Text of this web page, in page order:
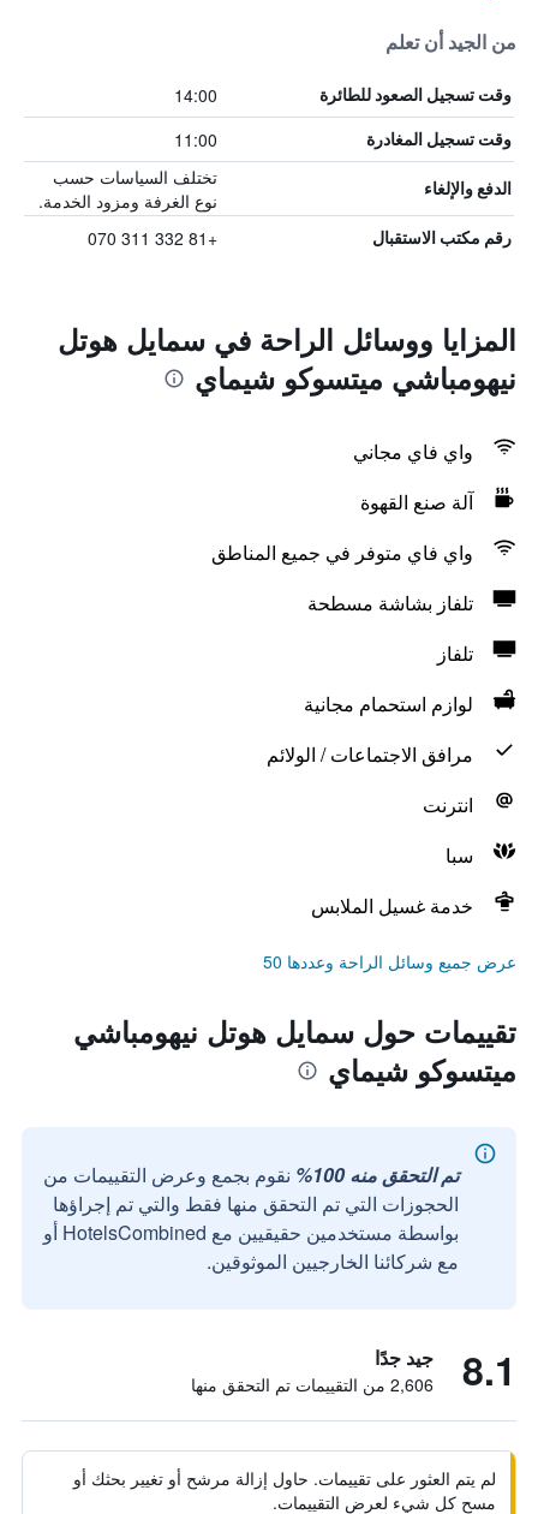
من الجيد أن تعلم
وقت تسجيل الصعود للطائرة 14:00
وقت تسجيل المغادرة 11:00
الدفع والإلغاء
تختلف السياسات حسب
نوع الغرفة ومزود الخدمة.
رقم مكتب الاستقبال +81 332 311 070
المزايا ووسائل الراحة في سمايل هوتل
نيهومباشي ميتسوكو شيماي
واي فاي مجاني
آلة صنع القهوة
واي فاي متوفر في جميع المناطق
تلفاز بشاشة مسطحة
تلفاز
لوازم استحمام مجانية
مرافق الاجتماعات / الولائم
انترنت
سبا
خدمة غسيل الملابس
عرض جميع وسائل الراحة وعددها 50
تقييمات حول سمايل هوتل نيهومباشي
ميتسوكو شيماي
تم التحقق منه 100%
نقوم بجمع وعرض التقييمات من
الحجوزات التي تم التحقق منها فقط والتي تم إجراؤها
بواسطة مستخدمين حقيقيين مع HotelsCombined أو
مع شركائنا الخارجيين الموثوقين.
8.1 جيد جدًا
2,606 من التقييمات تم التحقق منها
لم يتم العثور على تقييمات. حاول إزالة مرشح أو تغيير بحثك أو
مسح كل شيء لعرض التقييمات.